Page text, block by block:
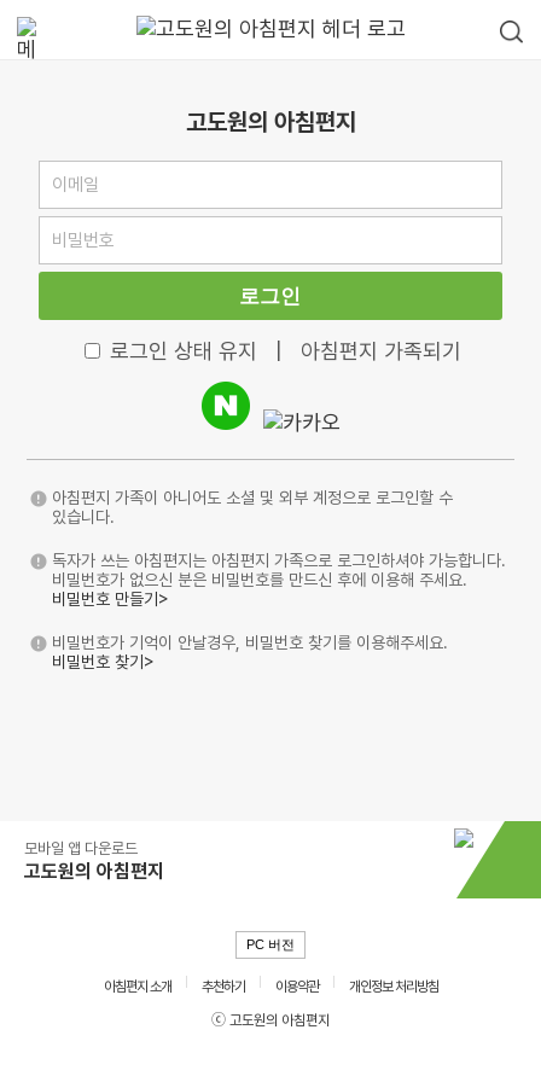
고도원의 아침편지
로그인
로그인 상태 유지 아침편지 가족되기
아침편지 가족이 아니어도 소셜 및 외부 계정으로 로그인할 수
있습니다.
독자가 쓰는 아침편지는 아침편지 가족으로 로그인하셔야 가능합니다.
비밀번호가 없으신 분은 비밀번호를 만드신 후에 이용해 주세요.
비밀번호 만들기>
비밀번호가 기억이 안날경우, 비밀번호 찾기를 이용해주세요.
비밀번호 찾기>
모바일 앱 다운로드
고도원의 아침편지
PC 버전
아침편지 소개 추천하기 이용약관
개인정보 처리방침
ⓒ 고도원의 아침편지